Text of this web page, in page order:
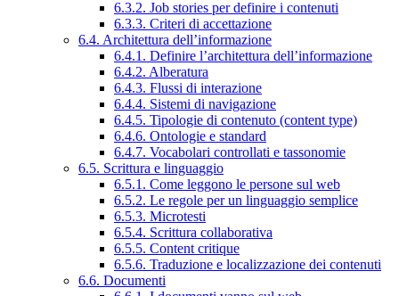
6.3.2. Job stories per definire i contenuti
6.3.3. Criteri di accettazione
6.4. Architettura dell’informazione
6.4.1. Definire l’architettura dell’informazione
6.4.2. Alberatura
6.4.3. Flussi di interazione
6.4.4. Sistemi di navigazione
6.4.5. Tipologie di contenuto (content type)
6.4.6. Ontologie e standard
6.4.7. Vocabolari controllati e tassonomie
6.5. Scrittura e linguaggio
6.5.1. Come leggono le persone sul web
6.5.2. Le regole per un linguaggio semplice
6.5.3. Microtesti
6.5.4. Scrittura collaborativa
6.5.5. Content critique
6.5.6. Traduzione e localizzazione dei contenuti
6.6. Documenti